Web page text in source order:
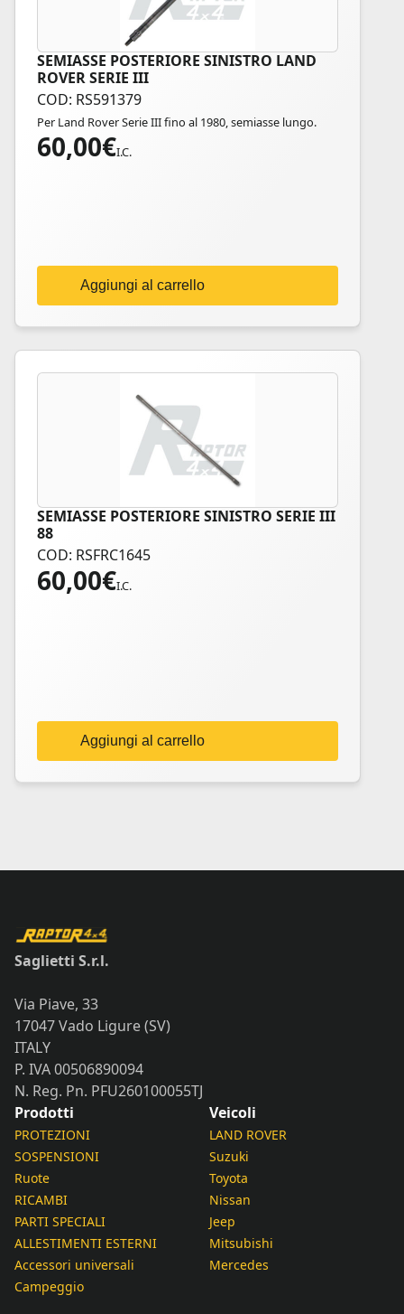
SEMIASSE POSTERIORE SINISTRO LAND
ROVER SERIE III
COD: RS591379
Per Land Rover Serie III fino al 1980, semiasse lungo.
60,00€I.C.
Aggiungi al carrello
SEMIASSE POSTERIORE SINISTRO SERIE III
88
COD: RSFRC1645
60,00€I.C.
Aggiungi al carrello
Saglietti S.r.l.
Via Piave, 33
17047 Vado Ligure (SV)
ITALY
P. IVA 00506890094
N. Reg. Pn. PFU260100055TJ
Prodotti
PROTEZIONI
SOSPENSIONI
Ruote
RICAMBI
PARTI SPECIALI
ALLESTIMENTI ESTERNI
Accessori universali
Campeggio
Veicoli
LAND ROVER
Suzuki
Toyota
Nissan
Jeep
Mitsubishi
Mercedes